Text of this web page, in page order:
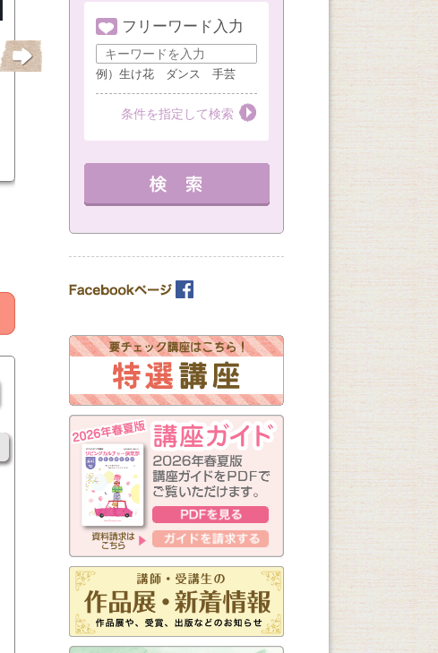
8/10
ミュージカルナンバ
ーを楽しむ
8/10
定員３名 カラー＆
ファッションアドバ
第２月曜
10：00～12：00 定員 3名
8/12
色のチカラ
カラーセラ
2水曜）
第２水曜
（全3回）
13：00～14：30
詳細を見る
フリーワード入力
例）生け花 ダンス 手芸
条件を指定して検索
教室を選ぶ
月 火 水
木
金
土 日
（※複数回答可）
開始時間の指定
午前の部
午後の部
夜の部
（※複数回答可）
新しく始まる講座
1日講座
体験講座
講座説明会